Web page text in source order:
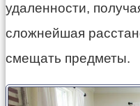
удаленности,
сложнейшая
смещать предметы.